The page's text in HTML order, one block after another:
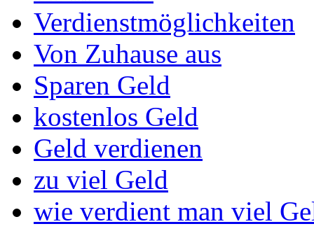
Verdienstmöglichkeiten
Von Zuhause aus
Sparen Geld
kostenlos Geld
Geld verdienen
zu viel Geld
wie verdient man viel